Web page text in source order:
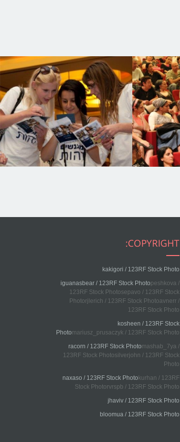
COPYRIGHT:
kakigori / 123RF Stock Photo
iguanasbear / 123RF Stock Photopeshkova /
123RF Stock Photosepavo / 123RF Stock
Photorjlerich / 123RF Stock Photoavnerr /
123RF Stock Photo
kosheen / 123RF Stock
Photomariusz_prusaczyk / 123RF Stock Photo
racorn / 123RF Stock Photomashab_7ya /
123RF Stock Photosilverjohn / 123RF Stock
Photo
naxaso / 123RF Stock Photo kurhan / 123RF
Stock Photorvrspb / 123RF Stock Photo
jhaviv / 123RF Stock Photo
bloomua / 123RF Stock Photo